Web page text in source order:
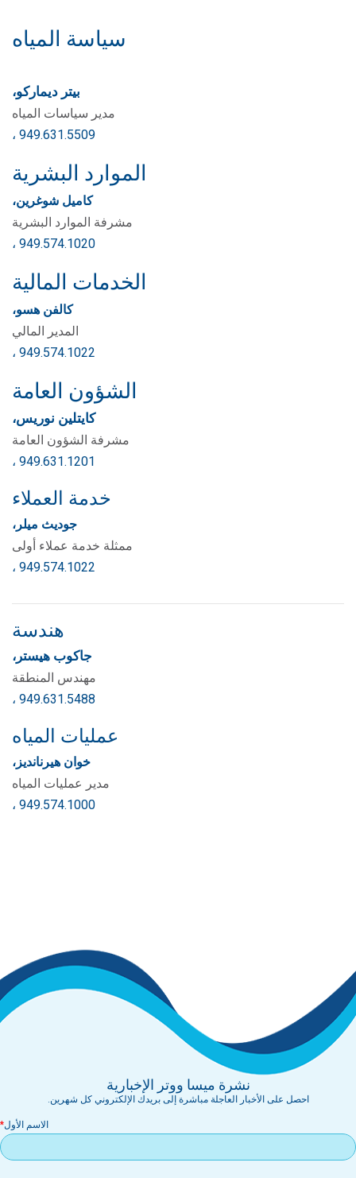
سياسة المياه
بيتر ديماركو،
مدير سياسات المياه
، 949.631.5509
الموارد البشرية
كاميل شوغرين،
مشرفة الموارد البشرية
، 949.574.1020
الخدمات المالية
كالفن هسو،
المدير المالي
، 949.574.1022
الشؤون العامة
كايتلين نوريس،
مشرفة الشؤون العامة
، 949.631.1201
خدمة العملاء
جوديث ميلر،
ممثلة خدمة عملاء أولى
، 949.574.1022
هندسة
جاكوب هيستر،
مهندس المنطقة
، 949.631.5488
عمليات المياه
خوان هيرنانديز،
مدير عمليات المياه
، 949.574.1000
نشرة ميسا ووتر الإخبارية
احصل على الأخبار العاجلة مباشرة إلى بريدك الإلكتروني كل شهرين.
الاسم الأول